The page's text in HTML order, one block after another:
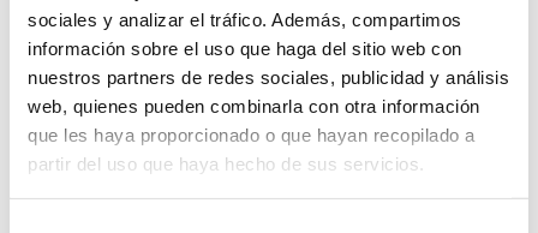
sociales y analizar el tráfico. Además, compartimos
información sobre el uso que haga del sitio web con
nuestros partners de redes sociales, publicidad y análisis
web, quienes pueden combinarla con otra información
que les haya proporcionado o que hayan recopilado a
partir del uso que haya hecho de sus servicios.